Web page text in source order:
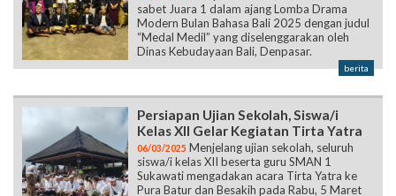
berita
Persiapan Ujian Sekolah, Siswa/i
Kelas XII Gelar Kegiatan Tirta Yatra
siswa/i kelas XII beserta guru SMAN 1
Sukawati mengadakan acara Tirta Yatra ke
Pura Batur dan Besakih pada Rabu, 5 Maret
2025.